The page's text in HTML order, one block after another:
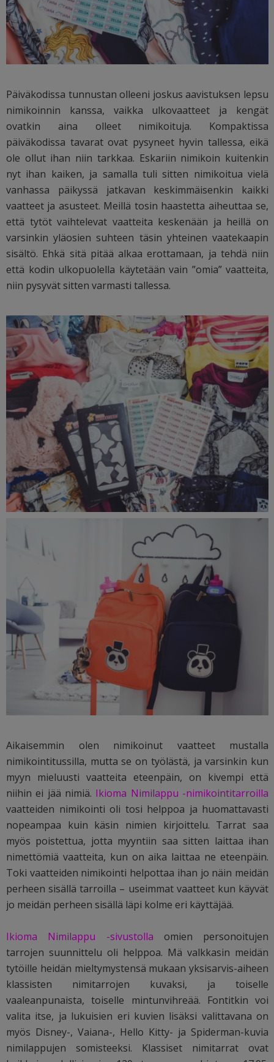
Päiväkodissa tunnustan olleeni joskus aavistuksen lepsu
nimikoinnin kanssa, vaikka ulkovaatteet ja kengät
ovatkin aina olleet nimikoituja. Kompaktissa
päiväkodissa tavarat ovat pysyneet hyvin tallessa, eikä
ole ollut ihan niin tarkkaa. Eskariin nimikoin kuitenkin
nyt ihan kaiken, ja samalla tuli sitten nimikoitua vielä
vanhassa päikyssä jatkavan keskimmäisenkin kaikki
vaatteet ja asusteet. Meillä tosin haastetta aiheuttaa se,
että tytöt vaihtelevat vaatteita keskenään ja heillä on
varsinkin yläosien suhteen täsin yhteinen vaatekaapin
sisältö. Ehkä sitä pitää alkaa erottamaan, ja tehdä niin
että kodin ulkopuolella käytetään vain ”omia” vaatteita,
niin pysyvät sitten varmasti tallessa.
Aikaisemmin olen nimikoinut vaatteet mustalla
nimikointitussilla, mutta se on työlästä, ja varsinkin kun
myyn mieluusti vaatteita eteenpäin, on kivempi että
niihin ei jää nimiä. Ikioma Nimilappu -nimikointitarroilla
vaatteiden nimikointi oli tosi helppoa ja huomattavasti
nopeampaa kuin käsin nimien kirjoittelu. Tarrat saa
myös poistettua, jotta myyntiin saa sitten laittaa ihan
nimettömiä vaatteita, kun on aika laittaa ne eteenpäin.
Toki vaatteiden nimikointi helpottaa ihan jo näin meidän
perheen sisällä tarroilla – useimmat vaatteet kun käyvät
jo meidän perheen sisällä läpi kolme eri käyttäjää.
Ikioma Nimilappu -sivustolla omien personoitujen
tarrojen suunnittelu oli helppoa. Mä valkkasin meidän
tytöille heidän mieltymystensä mukaan yksisarvis-aiheen
klassisten nimitarrojen kuvaksi, ja toiselle
vaaleanpunaista, toiselle mintunvihreää. Fontitkin voi
valita itse, ja lukuisien eri kuvien lisäksi valittavana on
myös Disney-, Vaiana-, Hello Kitty- ja Spiderman-kuvia
nimilappujen somisteeksi. Klassiset nimitarrat ovat